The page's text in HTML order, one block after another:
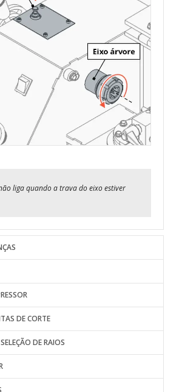
liga quando a trava do eixo estiver
DE CORTE
DE RAIOS